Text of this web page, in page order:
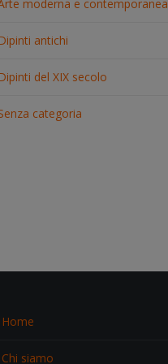
moderna e contemporanea
Dipinti antichi
Dipinti del XIX secolo
categoria
Home
Chi siamo